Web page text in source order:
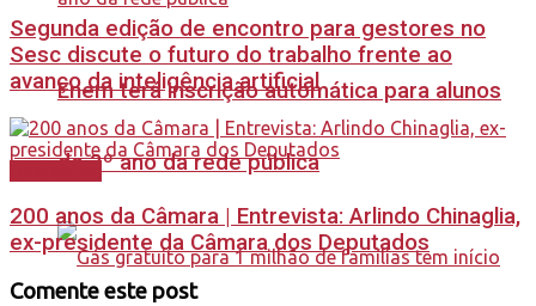
Enem terá inscrição automática para alunos
do 3º ano da rede pública
Segunda edição de encontro para gestores no
Sesc discute o futuro do trabalho frente ao
avanço da inteligência artificial
200 anos da Câmara | Entrevista: Arlindo Chinaglia,
ex-presidente da Câmara dos Deputados
Comente este post